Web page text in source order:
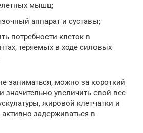
мышц;
аппарат и суставы;
потребности клеток в
теряемых в ходе силовых
заниматься, можно за короткий
значительно увеличить свой вес
жировой клетчатки и
задерживаться в